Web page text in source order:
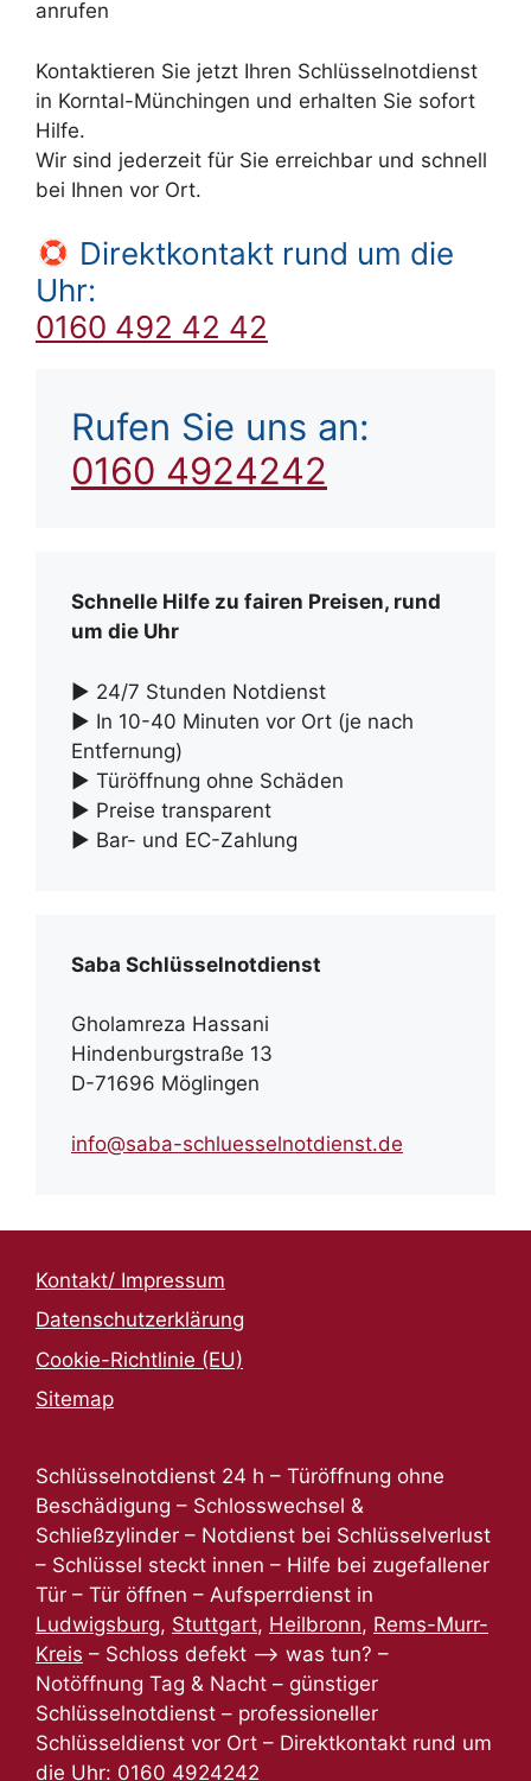
anrufen
Kontaktieren Sie jetzt Ihren Schlüsselnotdienst
in Korntal-Münchingen und erhalten Sie sofort
Hilfe.
Wir sind jederzeit für Sie erreichbar und schnell
bei Ihnen vor Ort.
Direktkontakt rund um die
Uhr:
0160 492 42 42
Rufen Sie uns an:
0160 4924242
Schnelle Hilfe zu fairen Preisen, rund
um die Uhr
► 24/7 Stunden Notdienst
► In 10-40 Minuten vor Ort (je nach
Entfernung)
► Türöffnung ohne Schäden
► Preise transparent
► Bar- und EC-Zahlung
Saba Schlüsselnotdienst
Gholamreza Hassani
Hindenburgstraße 13
D-71696 Möglingen
info@saba-schluesselnotdienst.de
Kontakt/ Impressum
Datenschutzerklärung
Cookie-Richtlinie (EU)
Sitemap
Schlüsselnotdienst 24 h – Türöffnung ohne
Beschädigung – Schlosswechsel &
Schließzylinder – Notdienst bei Schlüsselverlust
– Schlüssel steckt innen – Hilfe bei zugefallener
Tür – Tür öffnen – Aufsperrdienst in
Ludwigsburg, Stuttgart, Heilbronn, Rems-Murr-
Kreis – Schloss defekt –> was tun? –
Notöffnung Tag & Nacht – günstiger
Schlüsselnotdienst – professioneller
Schlüsseldienst vor Ort – Direktkontakt rund um
die Uhr: 0160 4924242